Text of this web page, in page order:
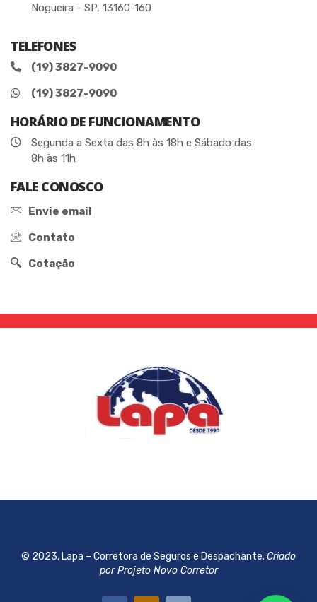
Nogueira - SP, 13160-160
TELEFONES
(19) 3827-9090
(19) 3827-9090
HORÁRIO DE FUNCIONAMENTO
Segunda a Sexta das 8h às 18h e Sábado das
8h às 11h
FALE CONOSCO
Envie email
Contato
Cotação
© 2023, Lapa – Corretora de Seguros e Despachante. Criado
por Projeto Novo Corretor